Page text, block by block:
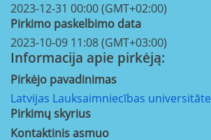
2023-12-31 00:00 (GMT+02:00)
Pirkimo paskelbimo data
2023-10-09 11:08 (GMT+03:00)
Informacija apie pirkėją:
Pirkėjo pavadinimas
Latvijas Lauksaimniecības universitāte
Pirkimų skyrius
Kontaktinis asmuo